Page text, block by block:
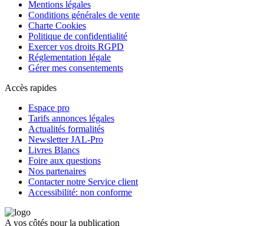
Mentions légales
Conditions générales de vente
Charte Cookies
Politique de confidentialité
Exercer vos droits RGPD
Réglementation légale
Gérer mes consentements
Accès rapides
Espace pro
Tarifs annonces légales
Actualités formalités
Newsletter JAL-Pro
Livres Blancs
Foire aux questions
Nos partenaires
Contacter notre Service client
Accessibilité: non conforme
A vos côtés pour la publication